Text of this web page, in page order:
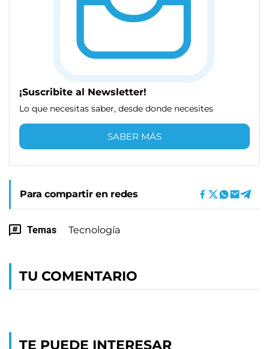
¡Suscribite al Newsletter!
Lo que necesitas saber, desde donde necesites
SABER MÁS
Para compartir en redes
Temas Tecnología
TU COMENTARIO
TE PUEDE INTERESAR